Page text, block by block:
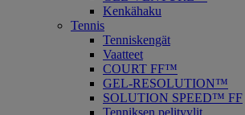
Kenkähaku
Tennis
Tenniskengät
Vaatteet
COURT FF™
GEL-RESOLUTION™
SOLUTION SPEED™ FF
Tenniksen pelityylit